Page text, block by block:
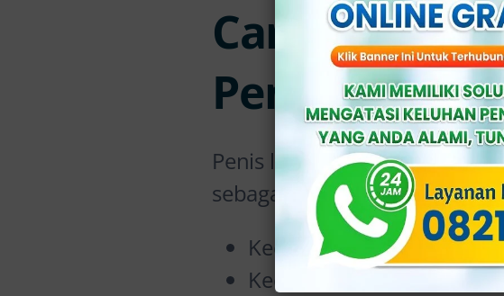
Cara
Penis Lecet
Penis lebih jarang terluka
sebagai akibat dari:
Kecelakaan kendaraan.
Kecelakaan mesin atau